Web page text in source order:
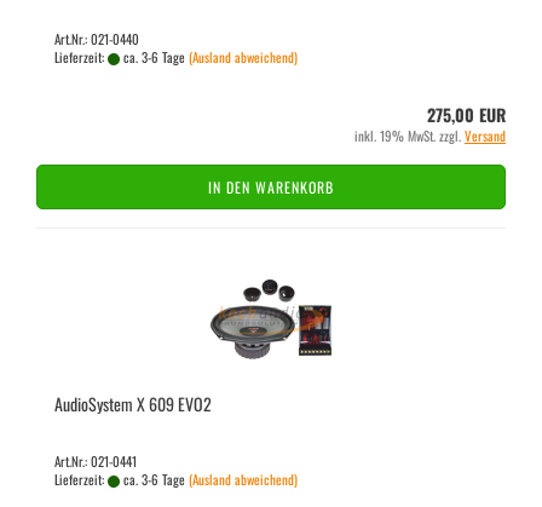
Art.Nr.: 021-0440
Lieferzeit:
ca. 3-6 Tage(Ausland abweichend)
275,00 EUR
inkl. 19% MwSt. zzgl.Versand
IN DEN WARENKORB
Au­dio­Sys­tem X 609 EVO2
Art.Nr.: 021-0441
Lieferzeit:
ca. 3-6 Tage(Ausland abweichend)